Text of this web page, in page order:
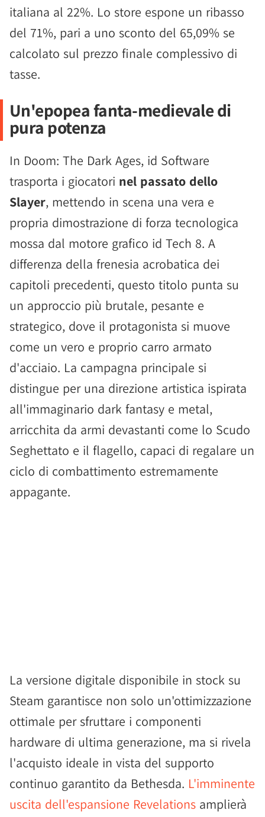
italiana al 22%. Lo store espone un ribasso
del 71%, pari a uno sconto del 65,09% se
calcolato sul prezzo finale complessivo di
tasse.
Un'epopea fanta-medievale di
pura potenza
In Doom: The Dark Ages, id Software
trasporta i giocatori nel passato dello
Slayer, mettendo in scena una vera e
propria dimostrazione di forza tecnologica
mossa dal motore grafico id Tech 8. A
differenza della frenesia acrobatica dei
capitoli precedenti, questo titolo punta su
un approccio più brutale, pesante e
strategico, dove il protagonista si muove
come un vero e proprio carro armato
d'acciaio. La campagna principale si
distingue per una direzione artistica ispirata
all'immaginario dark fantasy e metal,
arricchita da armi devastanti come lo Scudo
Seghettato e il flagello, capaci di regalare un
ciclo di combattimento estremamente
appagante.
La versione digitale disponibile in stock su
Steam garantisce non solo un'ottimizzazione
ottimale per sfruttare i componenti
hardware di ultima generazione, ma si rivela
l'acquisto ideale in vista del supporto
continuo garantito da Bethesda. L'imminente
uscita dell'espansione Revelations amplierà